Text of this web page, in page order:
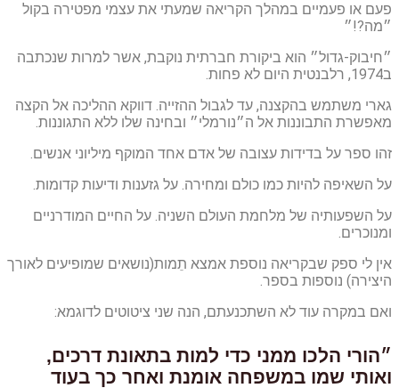
פעם או פעמיים במהלך הקריאה שמעתי את עצמי מפטירה בקול
״מה?!״
״חיבוק-גדול״ הוא ביקורת חברתית נוקבת, אשר למרות שנכתבה
ב1974, רלבנטית היום לא פחות.
גארי משתמש בהקצנה, עד לגבול ההזייה. דווקא ההליכה אל הקצה
מאפשרת התבוננות אל ה״נורמלי״ ובחינה שלו ללא התגוננות.
זהו ספר על בדידות עצובה של אדם אחד המוקף מיליוני אנשים.
על השאיפה להיות כמו כולם ומחירה. על גזענות ודיעות קדומות.
על השפעותיה של מלחמת העולם השניה. על החיים המודרניים
ומנוכרים.
אין לי ספק שבקריאה נוספת אמצא תֵמות(נושאים שמופיעים לאורך
היצירה) נוספות בספר.
ואם במקרה עוד לא השתכנעתם, הנה שני ציטוטים לדוגמא:
״הורי הלכו ממני כדי למות בתאונת דרכים,
ואותי שמו במשפחה אומנת ואחר כך בעוד